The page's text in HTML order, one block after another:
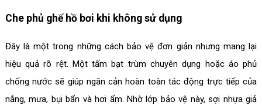
Che phủ ghế hồ bơi khi không sử dụng
Đây là một trong những cách bảo vệ đơn giản nhưng mang lại
hiệu quả rõ rệt. Một tấm bạt trùm chuyên dụng hoặc áo phủ
chống nước sẽ giúp ngăn cản hoàn toàn tác động trực tiếp của
nắng, mưa, bụi bẩn và hơi ẩm. Nhờ lớp bảo vệ này, sợi nhựa giả